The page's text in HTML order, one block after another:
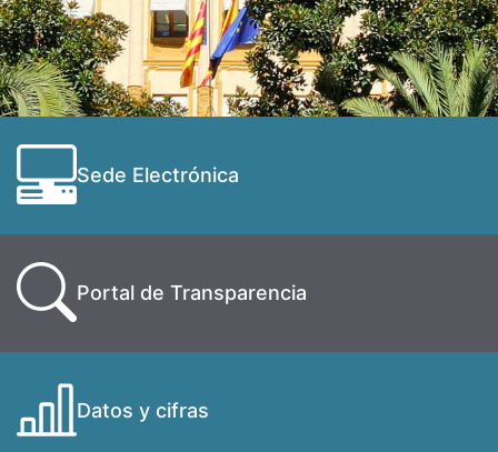
Sede Electrónica
Portal de Transparencia
Datos y cifras